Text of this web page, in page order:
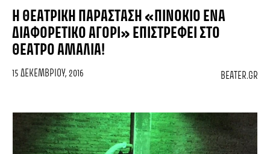
Η ΘΕΑΤΡΙΚΉ ΠΑΡΆΣΤΑΣΗ «ΠΙΝΟΚΙΟ ΈΝΑ
ΔΙΑΦΟΡΕΤΙΚΌ ΑΓΌΡΙ» ΕΠΙΣΤΡΈΦΕΙ ΣΤΟ
ΘΈΑΤΡΟ ΑΜΑΛΊΑ!
15 ΔΕΚΕΜΒΡΊΟΥ, 2016 BEATER.GR